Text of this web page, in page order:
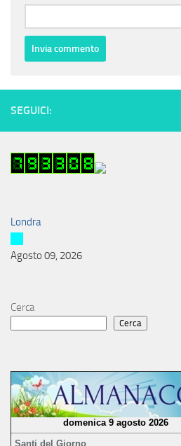
SEGUICI:
Londra
Agosto 09, 2026
Cerca
Cerca